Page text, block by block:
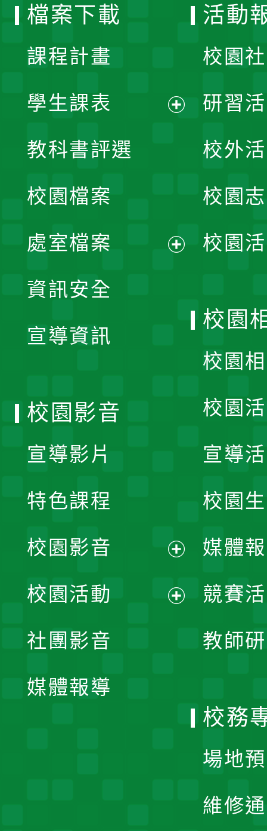
檔案下載
課程計畫
學生課表
單
教科書評選
校園檔案
處室檔案
資訊安全
宣導資訊
活動
校園
研習
校外
校園
校園
校園
校園
校園
宣導
校園
媒體
競賽
教師
校園影音
宣導影片
特色課程
校園影音
開
校園活動
社團影音
媒體報導
校務
場地
維修